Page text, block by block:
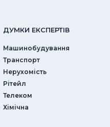
ДУМКИ ЕКСПЕРТIВ
Машинобудування
Транспорт
Нерухомість
Рітейл
Телеком
Хімічна